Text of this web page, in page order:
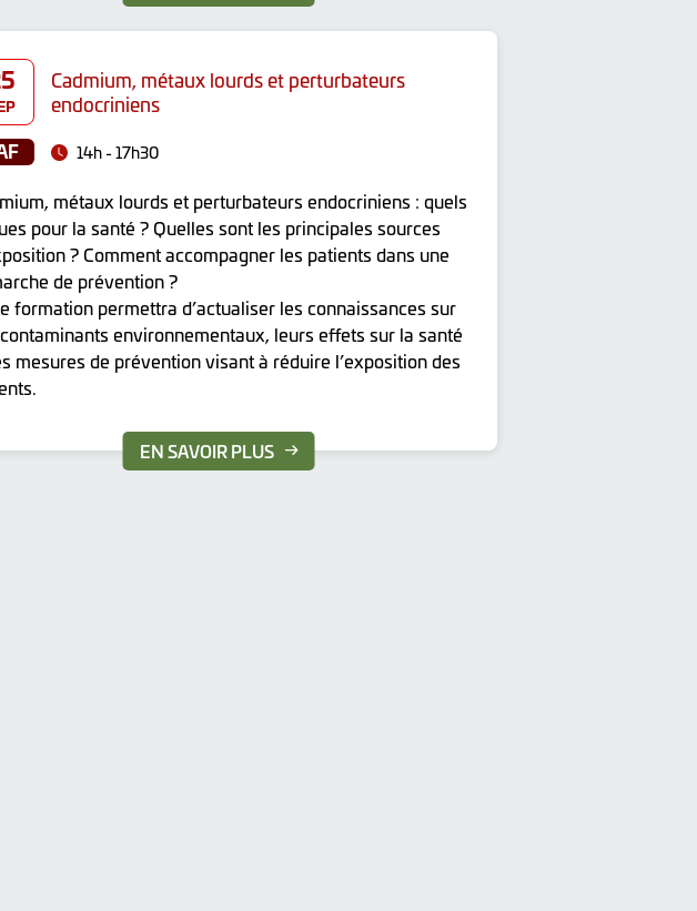
Cadmium, métaux lourds et perturbateurs
endocriniens
14h - 17h30
métaux lourds et perturbateurs endocriniens : quels
pour la santé ? Quelles sont les principales sources
? Comment accompagner les patients dans une
de prévention ?
formation permettra d’actualiser les connaissances sur
environnementaux, leurs effets sur la santé
mesures de prévention visant à réduire l’exposition des
EN SAVOIR PLUS